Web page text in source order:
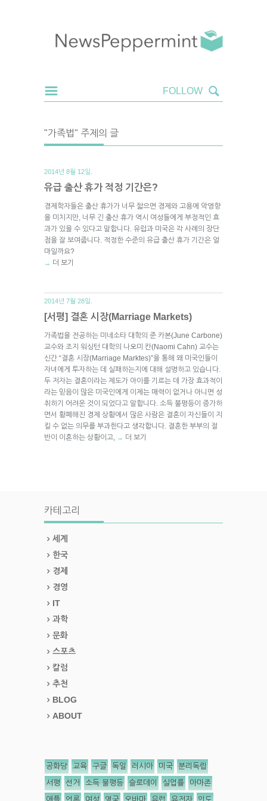
"가족법" 주제의 글
2014년 8월 12일.
유급 출산 휴가 적정 기간은?
경제학자들은 출산 휴가가 너무 짧으면 경제와 고용에 악영향
을 미치지만, 너무 긴 출산 휴가 역시 여성들에게 부정적인 효
과가 있을 수 있다고 말합니다. 유럽과 미국은 각 사례의 장단
점을 잘 보여줍니다. 적정한 수준의 유급 출산 휴가 기간은 얼
마일까요?
→ 더 보기
2014년 7월 28일.
[서평] 결혼 시장(Marriage Markets)
가족법을 전공하는 미네소타 대학의 준 카본(June Carbone)
교수와 조지 워싱턴 대학의 나오미 칸(Naomi Cahn) 교수는
신간 “결혼 시장(Marriage Marktes)”을 통해 왜 미국인들이
자녀에게 투자하는 데 실패하는지에 대해 설명하고 있습니다.
두 저자는 결혼이라는 제도가 아이를 기르는 데 가장 효과적이
라는 믿음이 많은 미국인에게 이제는 매력이 없거나 아니면 성
취하기 어려운 것이 되었다고 말합니다. 소득 불평등이 증가하
면서 황폐해진 경제 상황에서 많은 사람은 결혼이 자신들이 지
킬 수 없는 의무를 부과한다고 생각합니다. 결혼한 부부의 절
반이 이혼하는 상황이고,
→ 더 보기
카테고리
세계
한국
경제
경영
IT
과학
문화
스포츠
칼럼
추천
BLOG
ABOUT
공화당 교육 구글 독일 러시아 미국 분리독립
서평 선거 소득 불평등 슬로데이 실업률 아마존